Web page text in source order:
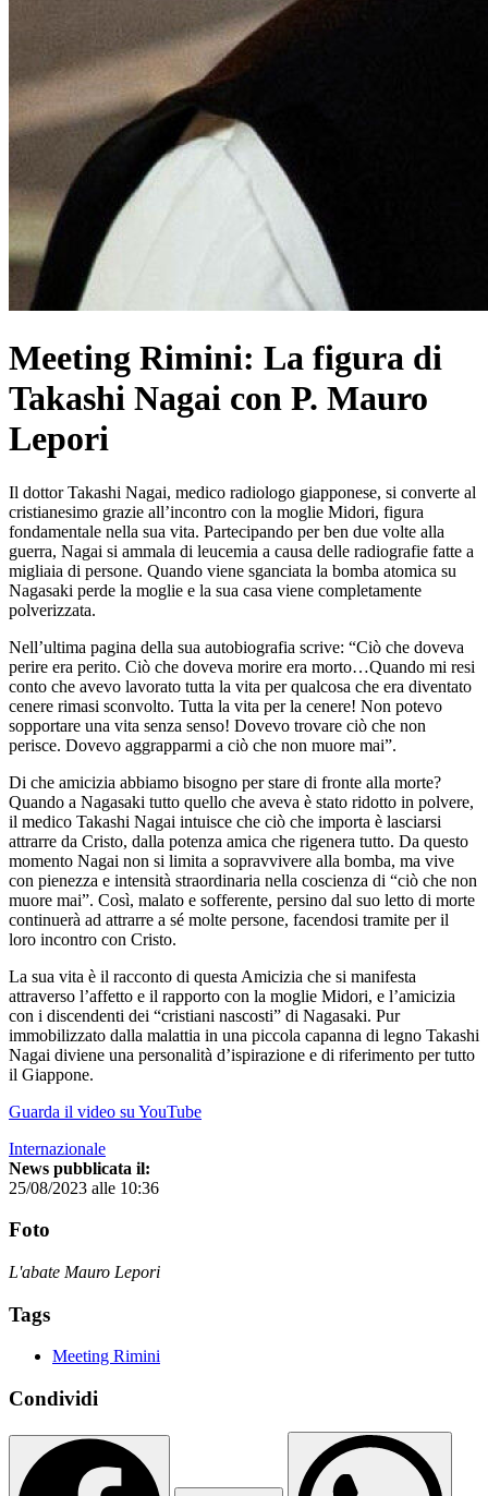
Meeting Rimini: La figura di
Takashi Nagai con P. Mauro
Lepori
Il dottor Takashi Nagai, medico radiologo giapponese, si converte al
cristianesimo grazie all’incontro con la moglie Midori, figura
fondamentale nella sua vita. Partecipando per ben due volte alla
guerra, Nagai si ammala di leucemia a causa delle radiografie fatte a
migliaia di persone. Quando viene sganciata la bomba atomica su
Nagasaki perde la moglie e la sua casa viene completamente
polverizzata.
Nell’ultima pagina della sua autobiografia scrive: “Ciò che doveva
perire era perito. Ciò che doveva morire era morto…Quando mi resi
conto che avevo lavorato tutta la vita per qualcosa che era diventato
cenere rimasi sconvolto. Tutta la vita per la cenere! Non potevo
sopportare una vita senza senso! Dovevo trovare ciò che non
perisce. Dovevo aggrapparmi a ciò che non muore mai”.
Di che amicizia abbiamo bisogno per stare di fronte alla morte?
Quando a Nagasaki tutto quello che aveva è stato ridotto in polvere,
il medico Takashi Nagai intuisce che ciò che importa è lasciarsi
attrarre da Cristo, dalla potenza amica che rigenera tutto. Da questo
momento Nagai non si limita a sopravvivere alla bomba, ma vive
con pienezza e intensità straordinaria nella coscienza di “ciò che non
muore mai”. Così, malato e sofferente, persino dal suo letto di morte
continuerà ad attrarre a sé molte persone, facendosi tramite per il
loro incontro con Cristo.
La sua vita è il racconto di questa Amicizia che si manifesta
attraverso l’affetto e il rapporto con la moglie Midori, e l’amicizia
con i discendenti dei “cristiani nascosti” di Nagasaki. Pur
immobilizzato dalla malattia in una piccola capanna di legno Takashi
Nagai diviene una personalità d’ispirazione e di riferimento per tutto
il Giappone.
Guarda il video su YouTube
Internazionale
News pubblicata il:
25/08/2023 alle 10:36
Foto
L'abate Mauro Lepori
Tags
Meeting Rimini
Condividi